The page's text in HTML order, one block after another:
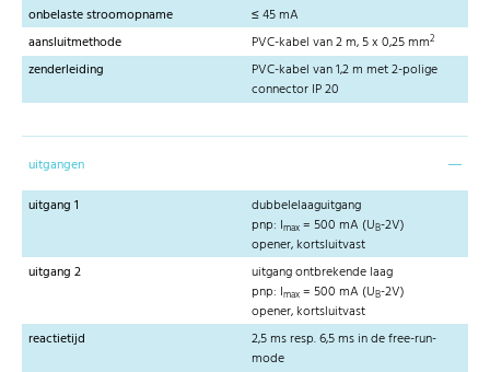
onbelaste stroomopname
≤ 45 mA
aansluitmethode
PVC-kabel van 2 m, 5 x 0,25 mm2
zenderleiding
PVC-kabel van 1,2 m met 2-polige
connector IP 20
uitgangen
uitgang 1
dubbelelaaguitgang
pnp: Imax = 500 mA (UB-2V)
opener, kortsluitvast
uitgang 2
uitgang ontbrekende laag
pnp: Imax = 500 mA (UB-2V)
opener, kortsluitvast
reactietijd
2,5 ms resp. 6,5 ms in de free-run-
mode